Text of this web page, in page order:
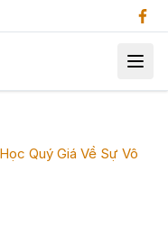
Quý Giá Về Sự Vô